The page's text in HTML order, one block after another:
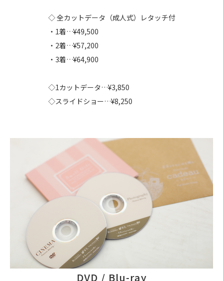
◇ 全カットデータ（成人式）レタッチ付
・1着…¥49,500
・2着…¥57,200
・3着…¥64,900
◇1カットデータ…¥3,850
◇スライドショー…¥8,250
DVD / Blu-ray